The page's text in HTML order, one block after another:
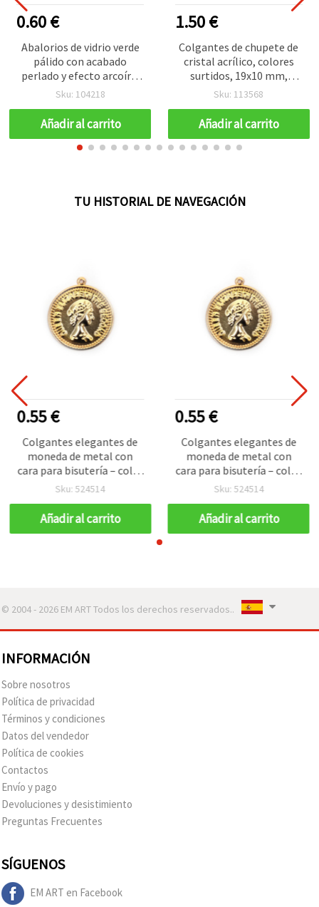
0.60 €
Abalorios de vidrio verde
pálido con acabado
perlado y efecto arcoíris
iridiscente, 2 mm, tira de
decoración, manualidades
y bisutería
Sku: 104218
Añadir al carrito
1.50 €
Colgantes de chupete de
cristal acrílico, colores
surtidos, 19x10 mm,
agujero: 4,5 mm, 50 g (~70
Sku: 113568
Añadir al carrito
TU HISTORIAL DE NAVEGACIÓN
0.55 €
Colgantes elegantes de
moneda de metal con
cara para bisutería – color
dorado, 20 mm, agujero
Sku: 524514
Añadir al carrito
0.55 €
Colgantes elegantes de
moneda de metal con
cara para bisutería – color
dorado, 20 mm, agujero
Sku: 524514
Añadir al carrito
© 2004 - 2026 EM ART Todos los derechos reservados..
INFORMACIÓN
Sobre nosotros
Política de privacidad
Términos y condiciones
Datos del vendedor
Política de cookies
Contactos
Envío y pago
Devoluciones y desistimiento
Preguntas Frecuentes
SÍGUENOS
EM ART en Facebook